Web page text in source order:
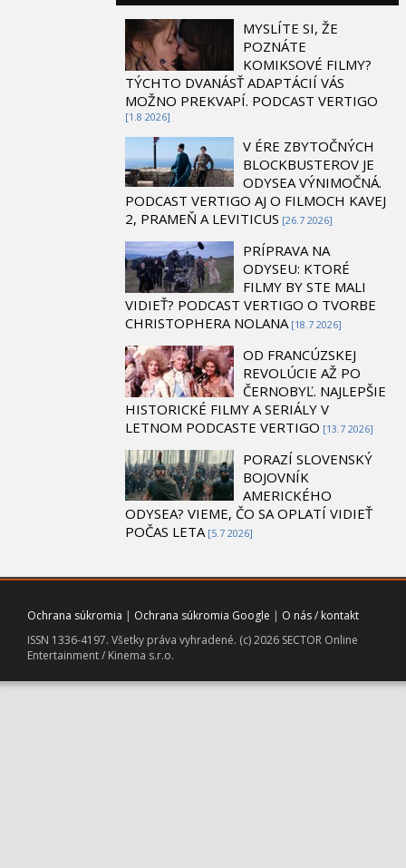
MYSLÍTE SI, ŽE
POZNÁTE
KOMIKSOVÉ FILMY?
TÝCHTO DVANÁSŤ ADAPTÁCIÍ VÁS
MOŽNO PREKVAPÍ. PODCAST VERTIGO
[1.8 2026]
V ÉRE ZBYTOČNÝCH
BLOCKBUSTEROV JE
ODYSEA VÝNIMOČNÁ.
PODCAST VERTIGO AJ O FILMOCH KAVEJ
2, PRAMEŇ A LEVITICUS [26.7 2026]
PRÍPRAVA NA
ODYSEU: KTORÉ
FILMY BY STE MALI
VIDIEŤ? PODCAST VERTIGO O TVORBE
CHRISTOPHERA NOLANA [18.7 2026]
OD FRANCÚZSKEJ
REVOLÚCIE AŽ PO
ČERNOBYĽ. NAJLEPŠIE
HISTORICKÉ FILMY A SERIÁLY V
LETNOM PODCASTE VERTIGO [13.7 2026]
PORAZÍ SLOVENSKÝ
BOJOVNÍK
AMERICKÉHO
ODYSEA? VIEME, ČO SA OPLATÍ VIDIEŤ
POČAS LETA [5.7 2026]
Ochrana súkromia | Ochrana súkromia Google | O nás / kontakt
ISSN 1336-4197. Všetky práva vyhradené. (c) 2026 SECTOR Online
Entertainment / Kinema s.r.o.